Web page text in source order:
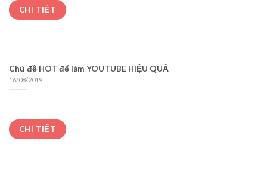
CHI TIẾT
Chủ đề HOT để làm YOUTUBE HIỆU QUẢ
16/08/2019
CHI TIẾT